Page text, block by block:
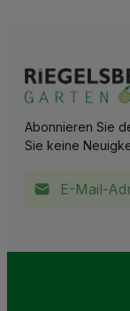
Abonnieren Sie
Sie keine